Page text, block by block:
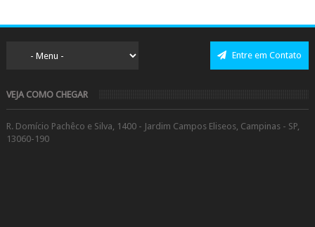
Entre em Contato
VEJA COMO CHEGAR
R. Domício Pachêco e Silva, 1400 - Jardim Campos Eliseos, Campinas - SP,
13060-190